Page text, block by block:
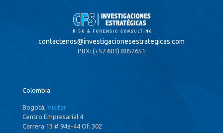
contactenos@investigacionesestrategicas.com
PBX: (+57 601) 8052651
Colombia
Bogotá, Visitar
Centro Empresarial 4
Carrera 13 # 94a-44 Of. 302